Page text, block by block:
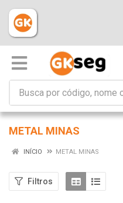
METAL MINAS
INÍCIO METAL MINAS
Filtros